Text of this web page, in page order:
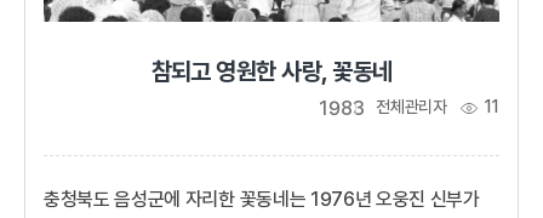
참되고 영원한 사랑, 꽃동네
전체관리자 11
1983
충청북도 음성군에 자리한 꽃동네는 1976년 오웅진 신부가